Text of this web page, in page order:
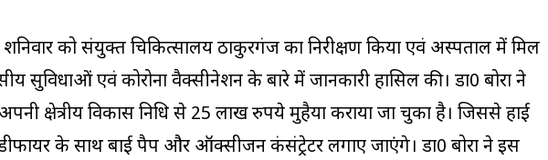
शनिवार को संयुक्त चिकित्सालय ठाकुरगंज का निरीक्षण किया एवं अस्पताल में मिल
सुविधाओं एवं कोरोना वैक्सीनेशन के बारे में जानकारी हासिल की। डा0 बोरा ने
क्षेत्रीय विकास निधि से 25 लाख रुपये मुहैया कराया जा चुका है। जिससे हाई
के साथ बाई पैप और ऑक्सीजन कंसंट्रेटर लगाए जाएंगे। डा0 बोरा ने इस